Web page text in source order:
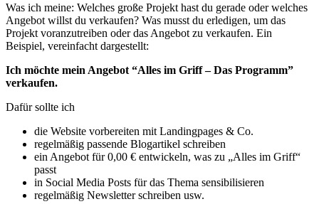
Was ich meine: Welches große Projekt hast du gerade oder welches
Angebot willst du verkaufen? Was musst du erledigen, um das
Projekt voranzutreiben oder das Angebot zu verkaufen. Ein
Beispiel, vereinfacht dargestellt:
Ich möchte mein Angebot “Alles im Griff – Das Programm”
verkaufen.
Dafür sollte ich
die Website vorbereiten mit Landingpages & Co.
regelmäßig passende Blogartikel schreiben
ein Angebot für 0,00 € entwickeln, was zu „Alles im Griff“
passt
in Social Media Posts für das Thema sensibilisieren
regelmäßig Newsletter schreiben usw.